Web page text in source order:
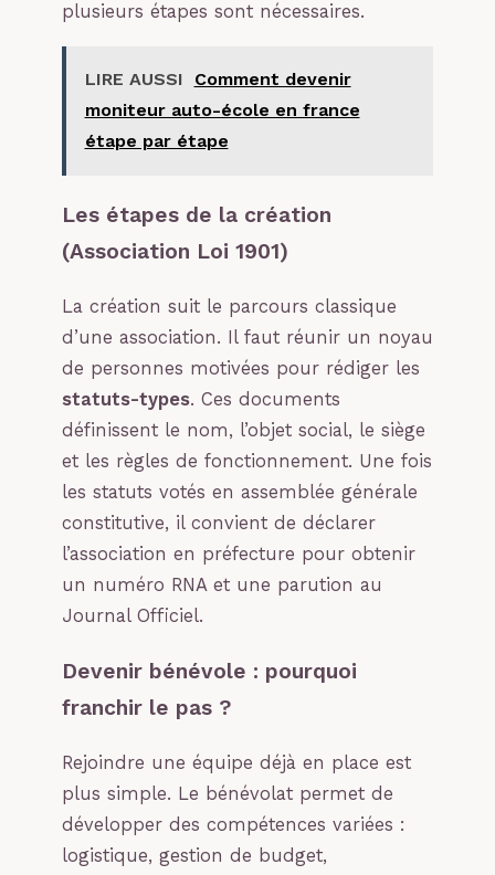
plusieurs étapes sont nécessaires.
LIRE AUSSI
Comment devenir
moniteur auto-école en france
étape par étape
Les étapes de la création
(Association Loi 1901)
La création suit le parcours classique
d’une association. Il faut réunir un noyau
de personnes motivées pour rédiger les
statuts-types. Ces documents
définissent le nom, l’objet social, le siège
et les règles de fonctionnement. Une fois
les statuts votés en assemblée générale
constitutive, il convient de déclarer
l’association en préfecture pour obtenir
un numéro RNA et une parution au
Journal Officiel.
Devenir bénévole : pourquoi
franchir le pas ?
Rejoindre une équipe déjà en place est
plus simple. Le bénévolat permet de
développer des compétences variées :
logistique, gestion de budget,